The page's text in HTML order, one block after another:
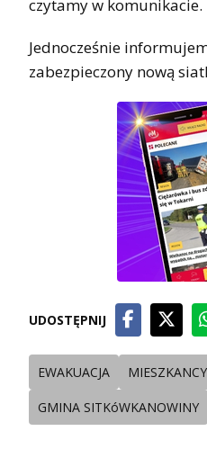
czytamy w komunikacie.
Jednocześnie
zabezpieczony nową
UDOSTĘPNIJ
EWAKUACJA MIESZKANCY
GMINA SITKóWKANOWINY